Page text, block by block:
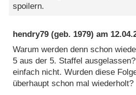
spoilern.
hendry79 (geb. 1979) am
Warum werden denn schon
5 aus der 5. Staffel
einfach nicht. Wurden diese
überhaupt schon mal wiederholt?